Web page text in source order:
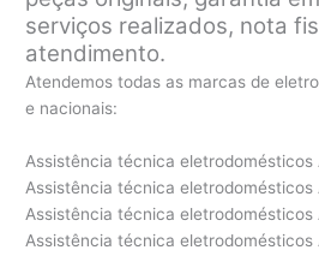
serviços realizados, nota
atendimento.
Atendemos todas as marcas de
e nacionais:
Assistência técnica eletrodomésticos
Assistência técnica eletrodomésticos
Assistência técnica eletrodomésticos
Assistência técnica eletrodomésticos